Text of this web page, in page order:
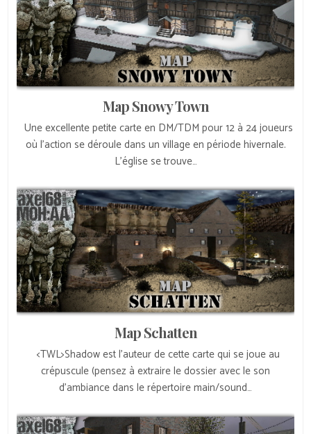
Map Snowy Town
Une excellente petite carte en DM/TDM pour 12 à 24 joueurs
où l’action se déroule dans un village en période hivernale.
L’église se trouve…
Map Schatten
<TWL>Shadow est l’auteur de cette carte qui se joue au
crépuscule (pensez à extraire le dossier avec le son
d’ambiance dans le répertoire main/sound…